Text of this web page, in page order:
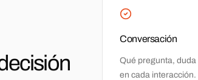
Conversación
Qué pregunta,
en cada interacción.